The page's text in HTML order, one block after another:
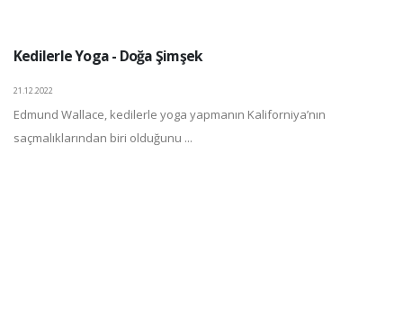
Kedilerle Yoga - Doğa Şimşek
21.12.2022
Edmund Wallace, kedilerle yoga yapmanın Kaliforniya’nın
saçmalıklarından biri olduğunu ...